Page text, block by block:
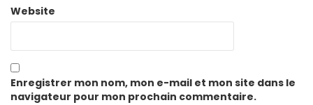
Website
Enregistrer mon nom, mon e-mail et mon site dans le
navigateur pour mon prochain commentaire.